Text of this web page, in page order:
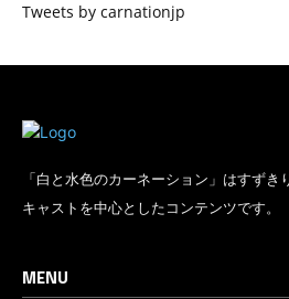
Tweets by carnationjp
「白と水色のカーネーション」はすず
キャストを中心としたコンテンツです。
MENU